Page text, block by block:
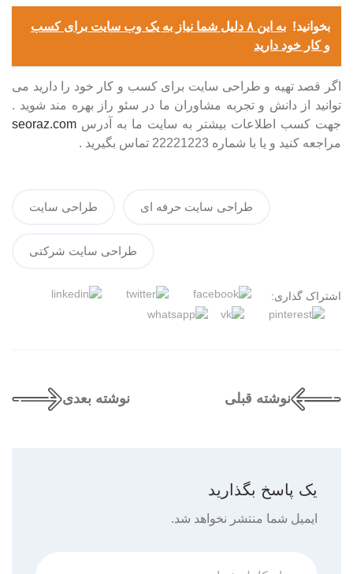
بخوانید!
به این ۸ دلیل شما نیاز به یک وب سایت برای کسب
و کار خود دارید
اگر قصد تهیه و طراحی سایت برای کسب و کار خود را دارید می
توانید از دانش و تجربه مشاوران ما در سئو راز بهره مند شوید .
جهت کسب اطلاعات بیشتر به سایت ما به آدرس seoraz.com
مراجعه کنید و یا با شماره 22221223 تماس بگیرید .
طراحی سایت طراحی سایت حرفه ای
طراحی سایت شرکتی
اشتراک گذاری:
نوشته قبلی نوشته بعدی
یک پاسخ بگذارید
ایمیل شما منتشر نخواهد شد.